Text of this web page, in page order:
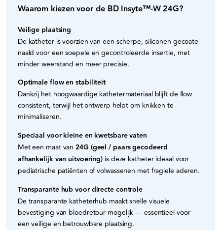
Waarom kiezen voor de BD Insyte™-W 24G?
Veilige plaatsing
De katheter is voorzien van een scherpe, siliconen gecoate
naald voor een soepele en gecontroleerde insertie, met
minder weerstand en meer precisie.
Optimale flow en stabiliteit
Dankzij het hoogwaardige kathetermateriaal blijft de flow
consistent, terwijl het ontwerp helpt om knikken te
minimaliseren.
Speciaal voor kleine en kwetsbare vaten
Met een maat van24G (geel / paars gecodeerd
afhankelijk van uitvoering) is deze katheter ideaal voor
pediatrische patiënten of volwassenen met fragiele aderen.
Transparante hub voor directe controle
De transparante katheterhub maakt snelle visuele
bevestiging van bloedretour mogelijk — essentieel voor
een veilige en betrouwbare plaatsing.